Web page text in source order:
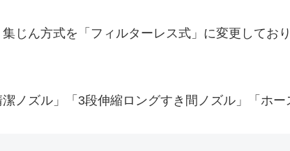
じん方式を「フィルターレス式」に変更してお
ノズル」「3段伸縮ロングすき間ノズル」「ホー